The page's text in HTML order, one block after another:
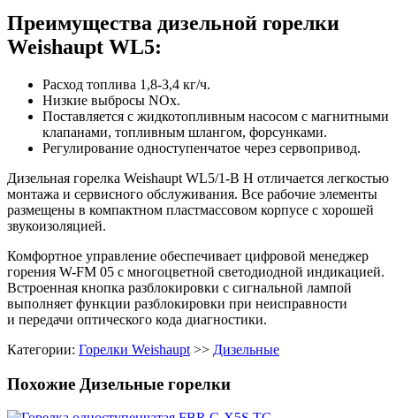
Преимущества дизельной горелки
Weishaupt WL5:
Расход топлива 1,8-3,4 кг/ч.
Низкие выбросы NOx.
Поставляется с жидкотопливным насосом с магнитными
клапанами, топливным шлангом, форсунками.
Регулирование одноступенчатое через сервопривод.
Дизельная горелка Weishaupt WL5/1-B H отличается легкостью
монтажа и сервисного обслуживания. Все рабочие элементы
размещены в компактном пластмассовом корпусе с хорошей
звукоизоляцией.
Комфортное управление обеспечивает цифровой менеджер
горения W-FM 05 с многоцветной светодиодной индикацией.
Встроенная кнопка разблокировки с сигнальной лампой
выполняет функции разблокировки при неисправности
и передачи оптического кода диагностики.
Категории: Горелки Weishaupt >> Дизельные
Похожие Дизельные горелки